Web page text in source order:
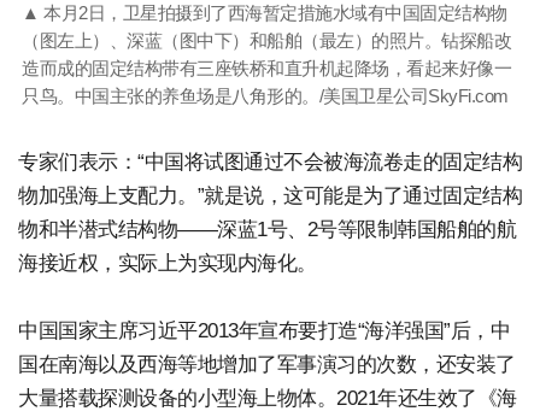
▲ 本月2日，卫星拍摄到了西海暂定措施水域有中国固定结构物
（图左上）、深蓝（图中下）和船舶（最左）的照片。钻探船改
造而成的固定结构带有三座铁桥和直升机起降场，看起来好像一
只鸟。中国主张的养鱼场是八角形的。/美国卫星公司SkyFi.com
专家们表示：“中国将试图通过不会被海流卷走的固定结构
物加强海上支配力。”就是说，这可能是为了通过固定结构
物和半潜式结构物——深蓝1号、2号等限制韩国船舶的航
海接近权，实际上为实现内海化。
中国国家主席习近平2013年宣布要打造“海洋强国”后，中
国在南海以及西海等地增加了军事演习的次数，还安装了
大量搭载探测设备的小型海上物体。2021年还生效了《海